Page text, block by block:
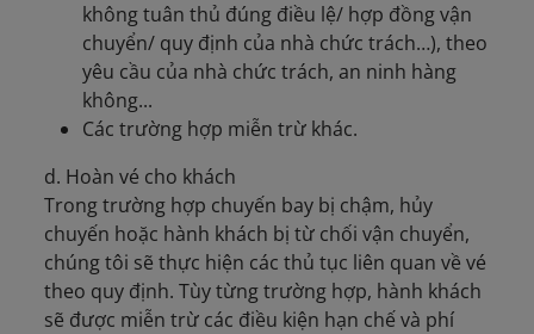
không tuân thủ đúng điều lệ/ hợp đồng vận
chuyển/ quy định của nhà chức trách…), theo
yêu cầu của nhà chức trách, an ninh hàng
không...
Các trường hợp miễn trừ khác.
d. Hoàn vé cho khách
Trong trường hợp chuyến bay bị chậm, hủy
chuyến hoặc hành khách bị từ chối vận chuyển,
chúng tôi sẽ thực hiện các thủ tục liên quan về vé
theo quy định. Tùy từng trường hợp, hành khách
sẽ được miễn trừ các điều kiện hạn chế và phí